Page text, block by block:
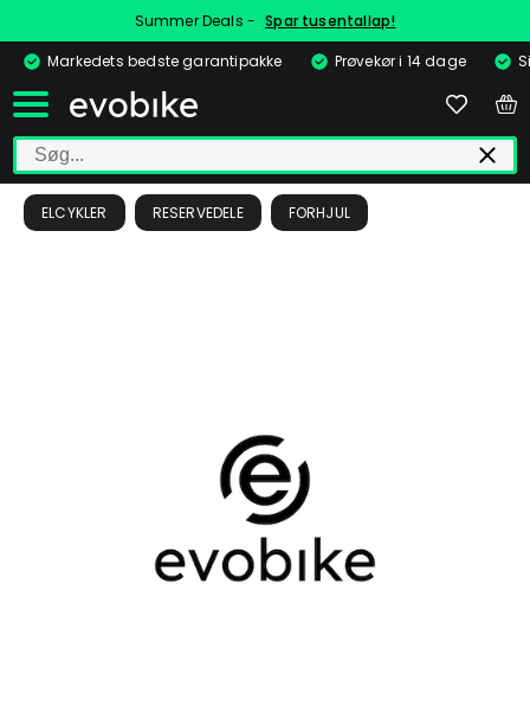
Summer Deals - Spar tusentallap!
Markedets bedste garantipakke
Prøvekør i 14 dage
ELCYKLER RESERVEDELE FORHJUL